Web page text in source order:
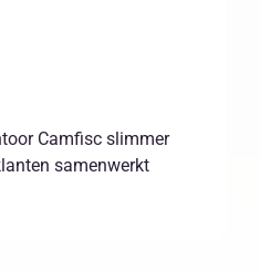
Camfisc slimmer
samenwerkt